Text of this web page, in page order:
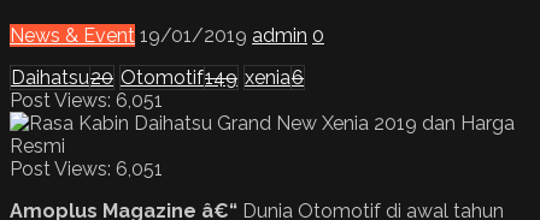
News & Event 19/01/2019 admin 0
Daihatsu20 Otomotif149 xenia6
Post Views: 6,051
Post Views: 6,051
Amoplus Magazine â€“ Dunia Otomotif di awal tahun